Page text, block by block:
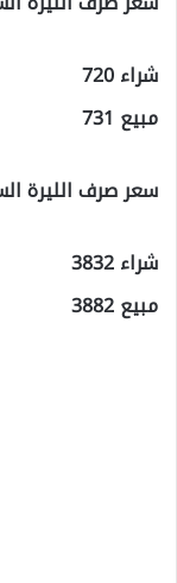
شراء 720
مبيع 731
سعر صرف الليرة
شراء 3832
مبيع 3882